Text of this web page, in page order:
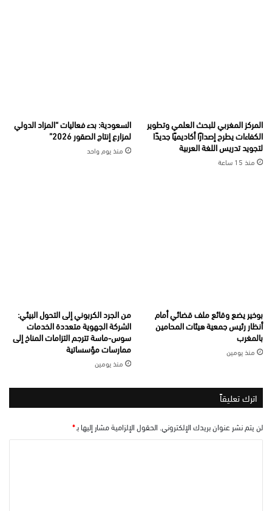
المركز المغربي للبحث العلمي وتطوير
الكفاءات يطرح إصدارًا أكاديميًا جديدًا
لتجويد تدريس اللغة العربية
منذ 15 ساعة
السعودية: بدء فعاليات “المزاد الدولي
لمزارع إنتاج الصقور 2026”
منذ يوم واحد
بوخير يضع وقائع ملف قضائي أمام
أنظار رئيس جمعية هيئات المحامين
بالمغرب
منذ يومين
من الجرد الكربوني إلى التحول البيئي:
الشركة الجهوية متعددة الخدمات
سوس-ماسة تترجم التزامات المناخ إلى
ممارسات مؤسساتية
منذ يومين
اترك تعليقاً
لن يتم نشر عنوان بريدك الإلكتروني. الحقول الإلزامية مشار إليها بـ*